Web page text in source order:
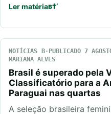
Ler matéria
NOTÍCIAS PUBLICADO 7
MARIANA ALVES
Brasil é superado pela
Classificatório para a
Paraguai nas quartas
A seleção brasileira